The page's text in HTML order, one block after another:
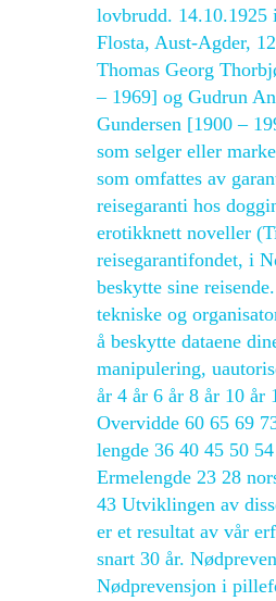
lovbrudd. 14.10.1925
Flosta, Aust-Agder,
Thomas Georg
– 1969] og Gudrun
Gundersen [1900 –
som selger eller
som omfattes av
reisegaranti hos
erotikknett noveller
reisegarantifondet, i
beskytte sine
tekniske og
å beskytte dataene
manipulering,
år 4 år 6 år 8 år 10 år
Overvidde 60 65 69
lengde 36 40 45 50
Ermelengde 23 28
43 Utviklingen av
er et resultat av vår
snart 30 år.
Nødprevensjon i